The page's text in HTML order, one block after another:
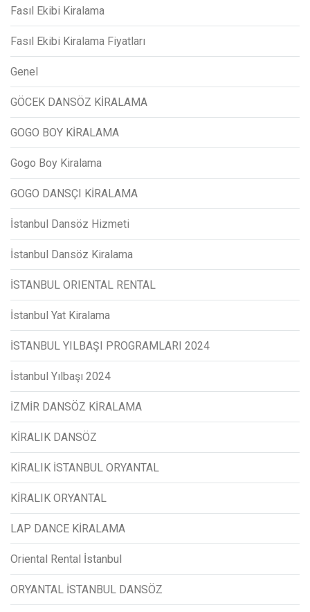
Fasıl Ekibi Kiralama
Fasıl Ekibi Kiralama Fiyatları
Genel
GÖCEK DANSÖZ KİRALAMA
GOGO BOY KİRALAMA
Gogo Boy Kiralama
GOGO DANSÇI KİRALAMA
İstanbul Dansöz Hizmeti
İstanbul Dansöz Kiralama
İSTANBUL ORIENTAL RENTAL
İstanbul Yat Kiralama
İSTANBUL YILBAŞI PROGRAMLARI 2024
İstanbul Yılbaşı 2024
İZMİR DANSÖZ KİRALAMA
KİRALIK DANSÖZ
KİRALIK İSTANBUL ORYANTAL
KİRALIK ORYANTAL
LAP DANCE KİRALAMA
Oriental Rental İstanbul
ORYANTAL İSTANBUL DANSÖZ